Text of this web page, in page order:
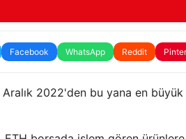
Facebook WhatsApp Reddit
Aralık 2022'den bu yana en büyük